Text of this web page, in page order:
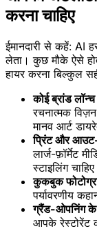
करना चाहिए
ईमानदारी से कहें: AI
लेता। कुछ मौके ऐसे
हायर करना बिल्कुल
कोई ब्रांड लॉन्च
रचनात्मक
मानव आर्ट
प्रिंट और
लार्ज-फ़ॉर्मेट
स्टाइलिंग
कुकबुक
पर्यावरणीय
ग्रैंड-ओपनिंग के
आपके रेस्टोरेंट